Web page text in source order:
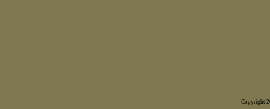
Copyright